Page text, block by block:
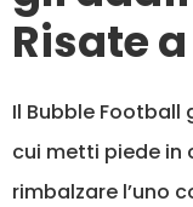
Risate
Il Bubble
cui metti piede in
rimbalzare l’uno